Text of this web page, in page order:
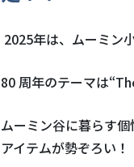
2025年は、ムーミン
80 周年のテーマは“
ムーミン谷に暮らす
アイテムが勢ぞろい！